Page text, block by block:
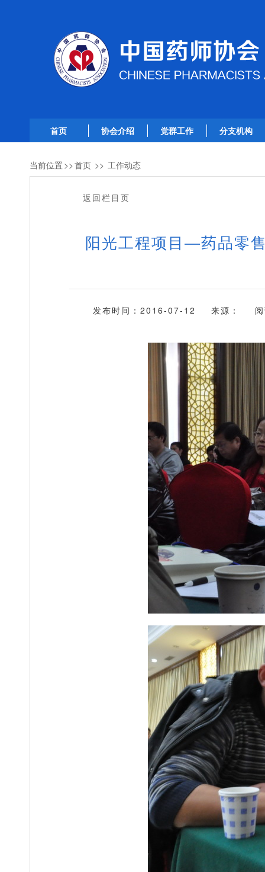
首页 协会介绍 党群工作 分支机构
当前位置 >>首页 >> 工作动态
返回栏目页
阳光工程项目—药品零
发布时间：2016-07-12 来源：